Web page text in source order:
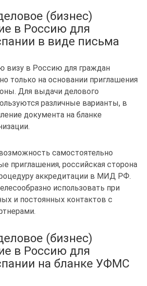
(бизнес)
в Россию для
в виде письма
визу в Россию для граждан
только на основании приглашения
Для выдачи делового
различные варианты, в
документа на бланке
самостоятельно
приглашения, российская сторона
аккредитации в МИД РФ.
использовать при
и постоянных контактов с
(бизнес)
в Россию для
на бланке УФМС